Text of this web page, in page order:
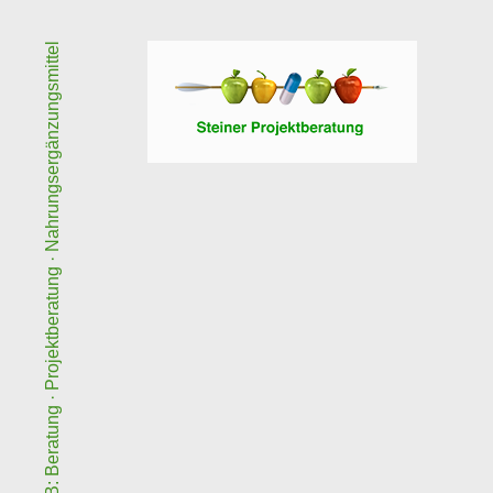
B2B: Beratung · Projektberatung · Nahrungsergänzungsmittel